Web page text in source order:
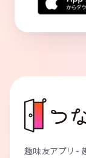
趣味友アプリ -